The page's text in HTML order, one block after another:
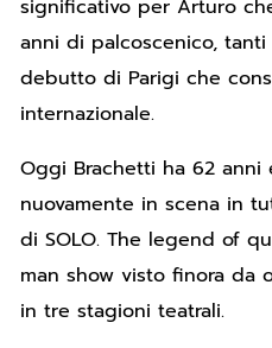
significativo per Arturo
anni di palcoscenico,
debutto di Parigi che
internazionale.
Oggi Brachetti ha 62
nuovamente in scena in
diSOLO. The legend of
man show visto finora da
in tre stagioni teatrali.